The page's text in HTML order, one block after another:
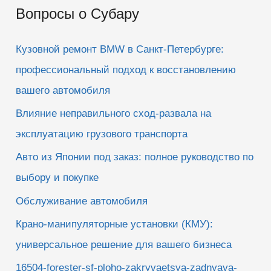
с
Вопросы о Субару
Кузовной ремонт BMW в Санкт-Петербурге:
профессиональный подход к восстановлению
вашего автомобиля
Влияние неправильного сход-развала на
эксплуатацию грузового транспорта
Авто из Японии под заказ: полное руководство по
выбору и покупке
Обслуживание автомобиля
Крано-манипуляторные установки (КМУ):
универсальное решение для вашего бизнеса
16504-forester-sf-ploho-zakryvaetsya-zadnyaya-